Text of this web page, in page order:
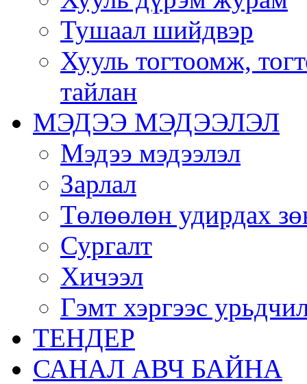
Тушаал шийдвэр
Хууль тогтоомж,
тайлан
МЭДЭЭ МЭДЭЭЛЭЛ
Мэдээ мэдээлэл
Зарлал
Төлөөлөн удирдах
Сургалт
Хичээл
Гэмт хэргээс
ТЕНДЕР
САНАЛ АВЧ БАЙНА